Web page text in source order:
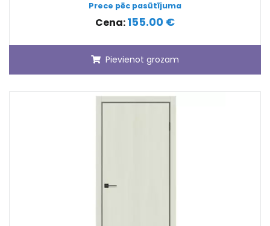
Prece pēc pasūtījuma
Cena:155.00 €
Pievienot grozam